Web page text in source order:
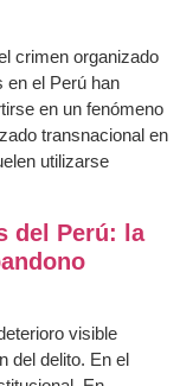
crimen organizado
en el Perú han
en un fenómeno
transnacional en
utilizarse
del Perú: la
visible
del delito. En el